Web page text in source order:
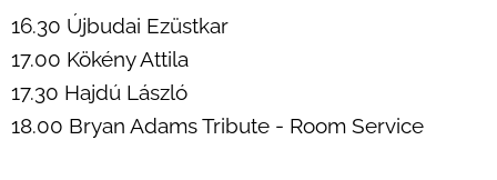
16.30 Újbudai Ezüstkar
17.00 Kökény Attila
17.30 Hajdú László
18.00 Bryan Adams Tribute - Room Service